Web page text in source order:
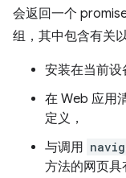
会返回一个
组，其中包含有关
安装在当前设
在 Web 应用
定义，
与调用
方法的网页